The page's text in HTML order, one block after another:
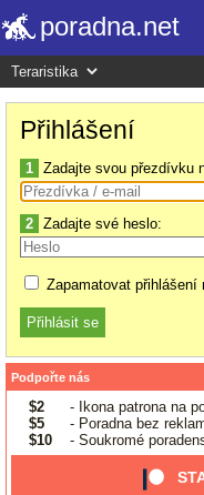
poradna.net
Přihlášení
1 Zadajte svou přezdívku
2 Zadajte své heslo:
Zapamatovat přihlášení
Podpořte nás
$2
- Ikona patrona na
$5
- Poradna bez
$10
- Soukromé